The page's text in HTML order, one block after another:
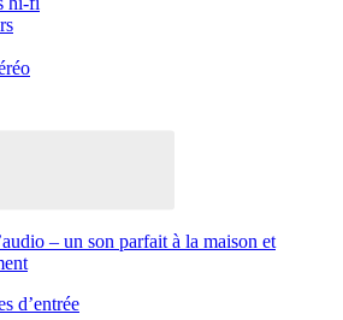
– un son parfait à la maison et
d’entrée